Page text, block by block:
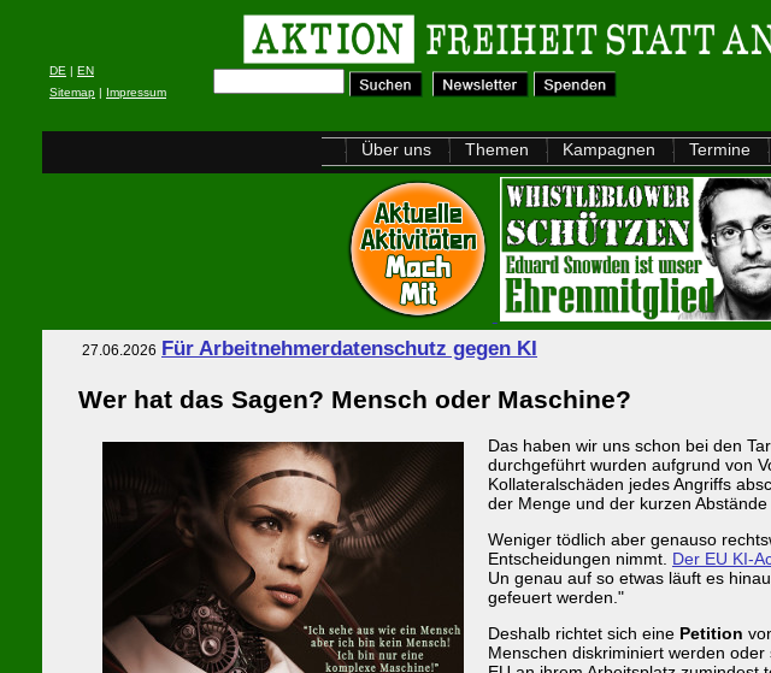
DE | EN
Sitemap | Impressum
Über uns Themen Kampagnen Termine
27.06.2026 Für Arbeitnehmerdatenschutz gegen KI
Wer hat das Sagen? Mensch oder Maschine?
Das haben wir uns schon bei den
durchgeführt wurden aufgrund von
Kollateralschäden jedes Angriffs
der Menge und der kurzen Abstände
Weniger tödlich aber genauso
Entscheidungen nimmt. Der EU KI-
Un genau auf so etwas läuft es
gefeuert werden."
Deshalb richtet sich eine Petition
Menschen diskriminiert werden